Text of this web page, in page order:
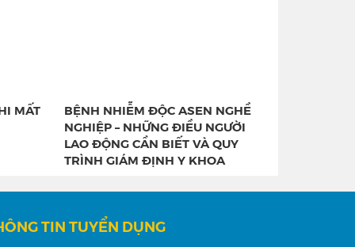
MẤT
BỆNH NHIỄM ĐỘC ASEN NGHỀ
NGHIỆP – NHỮNG ĐIỀU NGƯỜI
LAO ĐỘNG CẦN BIẾT VÀ QUY
TRÌNH GIÁM ĐỊNH Y KHOA
TIN TUYỂN DỤNG